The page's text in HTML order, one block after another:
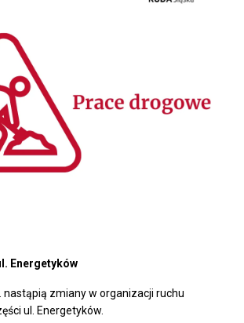
Energetyków
nastąpią zmiany w organizacji ruchu
ul. Energetyków.